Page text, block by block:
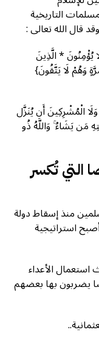
التاريخية
قال الله تعالى :
يُؤْمِنُونَ * الَّذِينَ
وَهُمْ لَا يَتَّقُونَ}
الْمُشْرِكِينَ أَن يُنَزَّل
مَن يَشَاءُ ۚ وَاللَّهُ ذُو
التي تُكسر
منذ إسقاط دولة
استراتيجية
استعمال الأعداء
يضربون بها بعضهم